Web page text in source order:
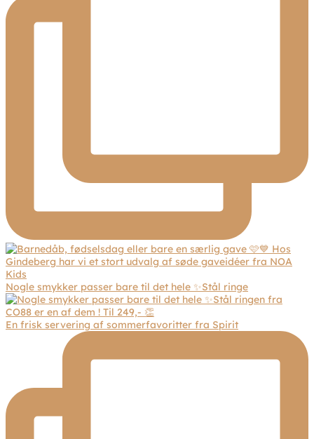
Nogle smykker passer bare til det hele ✨Stål ringe
En frisk servering af sommerfavoritter fra Spirit